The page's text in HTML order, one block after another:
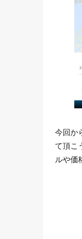
今回か
て頂こ
ルや価